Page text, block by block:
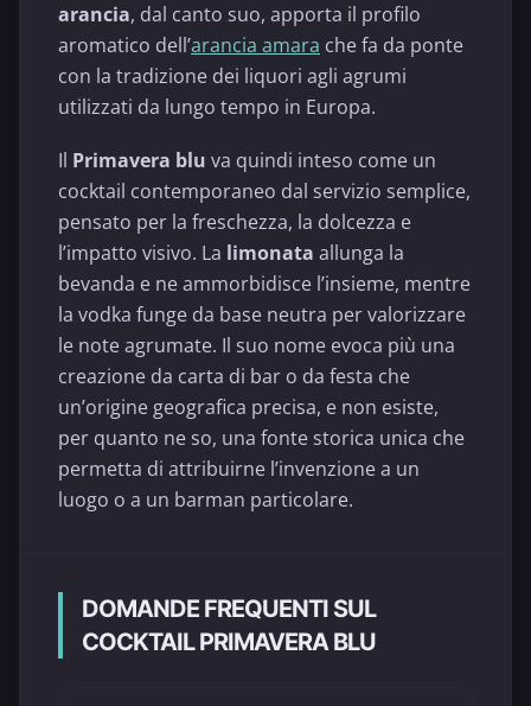
arancia, dal canto suo, apporta il profilo
aromatico dell’arancia amara che fa da ponte
con la tradizione dei liquori agli agrumi
utilizzati da lungo tempo in Europa.
Il Primavera blu va quindi inteso come un
cocktail contemporaneo dal servizio semplice,
pensato per la freschezza, la dolcezza e
l’impatto visivo. La limonata allunga la
bevanda e ne ammorbidisce l’insieme, mentre
la vodka funge da base neutra per valorizzare
le note agrumate. Il suo nome evoca più una
creazione da carta di bar o da festa che
un’origine geografica precisa, e non esiste,
per quanto ne so, una fonte storica unica che
permetta di attribuirne l’invenzione a un
luogo o a un barman particolare.
DOMANDE FREQUENTI SUL
COCKTAIL PRIMAVERA BLU